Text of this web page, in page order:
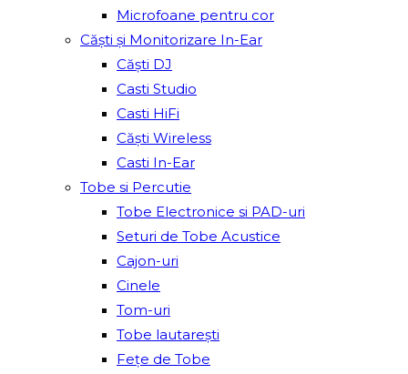
Microfoane pentru cor
Căști și Monitorizare In-Ear
Căști DJ
Casti Studio
Casti HiFi
Căști Wireless
Casti In-Ear
Tobe si Percutie
Tobe Electronice si PAD-uri
Seturi de Tobe Acustice
Cajon-uri
Cinele
Tom-uri
Tobe lautareşti
Fețe de Tobe